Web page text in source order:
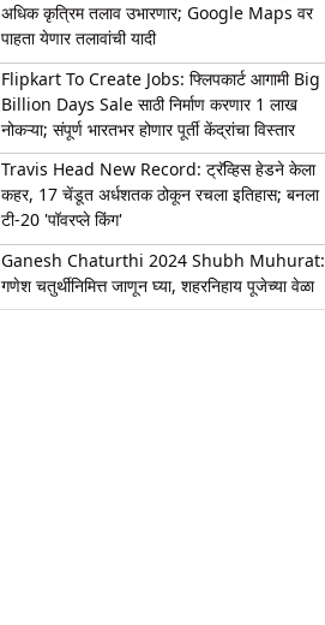
अधिक कृत्रिम तलाव उभारणार; Google Maps वर
पाहता येणार तलावांची यादी
Flipkart To Create Jobs: फ्लिपकार्ट आगामी Big
Billion Days Sale साठी निर्माण करणार 1 लाख
नोकऱ्या; संपूर्ण भारतभर होणार पूर्ती केंद्रांचा विस्तार
Travis Head New Record: ट्रॅव्हिस हेडने केला
कहर, 17 चेंडूत अर्धशतक ठोकून रचला इतिहास; बनला
टी-20 'पॉवरप्ले किंग'
Ganesh Chaturthi 2024 Shubh Muhurat:
गणेश चतुर्थीनिमित्त जाणून घ्या, शहरनिहाय पूजेच्या वेळा